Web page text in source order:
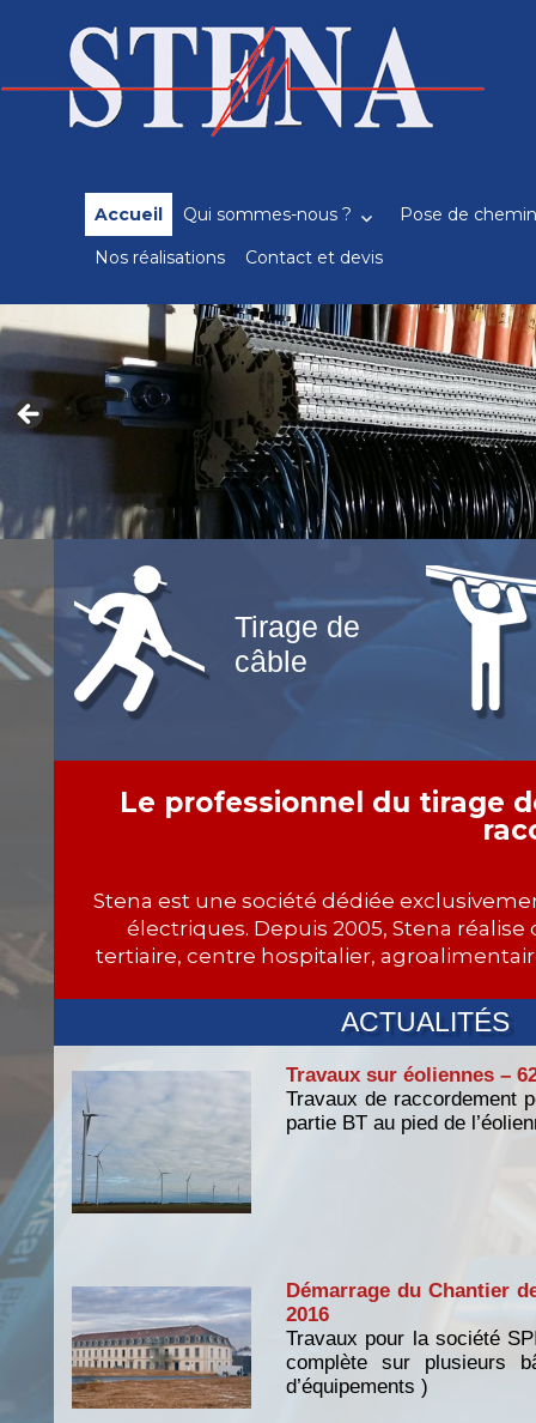
Recherche
Accueil Qui sommes-nous ?
Pose de
Nos réalisations
Contact et devis
Tirage de
câble
Le professionnel du tirage
Stena est une société dédiée
électriques. Depuis 2005, Stena
tertiaire, centre hospitalier,
ACTUALITÉS
Travaux sur éoliennes –
Travaux de raccordement
partie BT au pied de
Démarrage du Chantier
2016
Travaux pour la société
complète sur plusieurs
d’équipements )